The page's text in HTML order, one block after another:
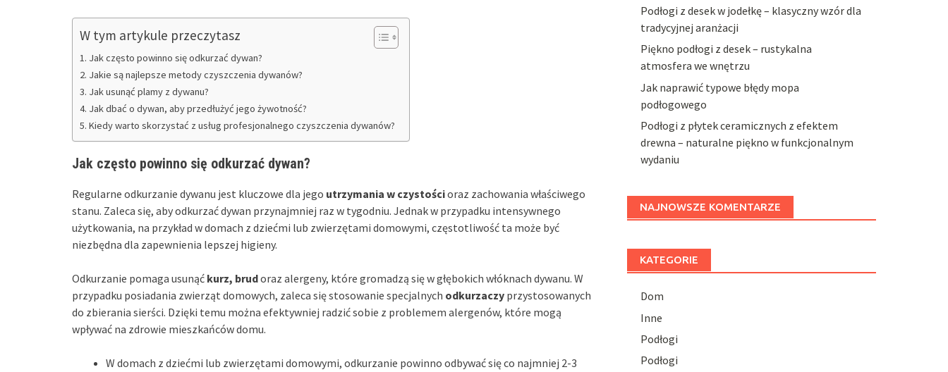
W tym artykule przeczytasz
Jak często powinno się odkurzać dywan?
Jakie są najlepsze metody czyszczenia dywanów?
Jak usunąć plamy z dywanu?
Jak dbać o dywan, aby przedłużyć jego żywotność?
Kiedy warto skorzystać z usług profesjonalnego czyszczenia dywanów?
Jak często powinno się odkurzać dywan?
Regularne odkurzanie dywanu jest kluczowe dla jego utrzymania w czystościoraz zachowania właściwego
stanu. Zaleca się, aby odkurzać dywan przynajmniej raz w tygodniu. Jednak w przypadku intensywnego
użytkowania, na przykład w domach z dziećmi lub zwierzętami domowymi, częstotliwość ta może być
niezbędna dla zapewnienia lepszej higieny.
Odkurzanie pomaga usunąć kurz, brudoraz alergeny, które gromadzą się w głębokich włóknach dywanu. W
przypadku posiadania zwierząt domowych, zaleca się stosowanie specjalnych odkurzaczy przystosowanych
do zbierania sierści. Dzięki temu można efektywniej radzić sobie z problemem alergenów, które mogą
wpływać na zdrowie mieszkańców domu.
W domach z dziećmi lub zwierzętami domowymi, odkurzanie powinno odbywać się co najmniej 2-3
Podłogi z desek w jodełkę – klasyczny wzór dla
tradycyjnej aranżacji
Piękno podłogi z desek – rustykalna
atmosfera we wnętrzu
Jak naprawić typowe błędy mopa
podłogowego
Podłogi z płytek ceramicznych z efektem
drewna – naturalne piękno w funkcjonalnym
wydaniu
NAJNOWSZE KOMENTARZE
KATEGORIE
Dom
Inne
Podłogi
Podłogi